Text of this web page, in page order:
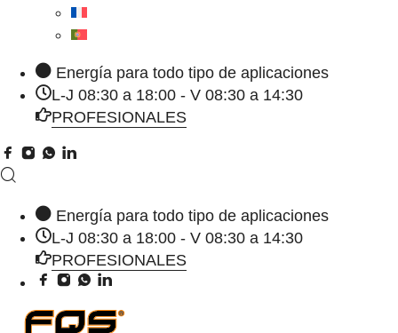
Energía para todo tipo de aplicaciones
L-J 08:30 a 18:00 - V 08:30 a 14:30
PROFESIONALES
Energía para todo tipo de aplicaciones
L-J 08:30 a 18:00 - V 08:30 a 14:30
PROFESIONALES